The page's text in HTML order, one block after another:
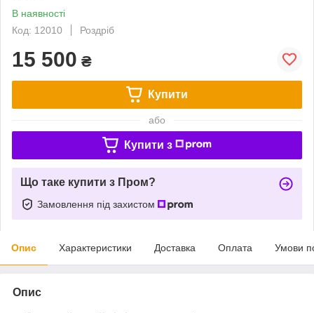
В наявності
Код: 12010
Роздріб
15 500 ₴
Купити
або
Купити з
Що таке купити з Пром?
Замовлення під захистом
Опис Характеристики Доставка Оплата Умови
Опис